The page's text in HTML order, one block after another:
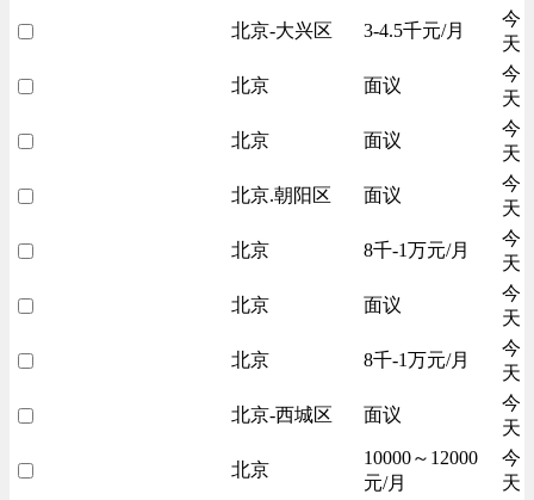
北京-大兴区 3-4.5千元/月
今
天
北京 面议
今
天
北京 面议
今
天
北京.朝阳区 面议
今
天
北京 8千-1万元/月
今
天
北京 面议
今
天
北京 8千-1万元/月
今
天
北京-西城区 面议
今
天
北京
10000～12000
元/月
今
天